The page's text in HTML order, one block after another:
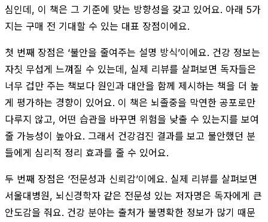
심인데, 이 책은 그 기준에 맞는 방향성을 갖고 있어요. 아래 5가
지는 구매 전 기대할 수 있는 대표 장점이에요.
첫 번째 장점은 ‘불안을 줄여주는 설명 방식’이에요. 건강 정보는
자칫 무섭게 느껴질 수 있는데, 실제 리뷰를 살펴보면 독자들은
너무 겁만 주는 책보다 원인과 대안을 함께 제시하는 책을 더 높
게 평가하는 경향이 있어요. 이 책은 뇌졸중을 막연한 공포로만
다루지 않고, 어떤 습관을 바꾸면 위험을 낮출 수 있는지를 보여
줄 가능성이 높아요. 그래서 건강검진 결과를 보고 불안했던 분
들에게 심리적 정리 효과를 줄 수 있어요.
두 번째 장점은 ‘전문성과 신뢰감’이에요. 실제 리뷰를 살펴보면
서울대병원, 뇌신경학자 같은 전문성 있는 저자명은 독자에게 큰
안도감을 줘요. 건강 분야는 출처가 불명확한 정보가 많기 때문